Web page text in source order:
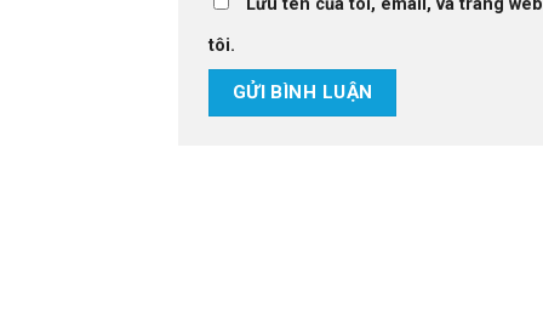
Lưu tên của tôi, email, và trang
tôi.